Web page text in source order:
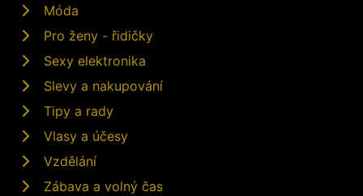
Móda
Pro ženy - řidičky
Sexy elektronika
Slevy a nakupování
Tipy a rady
Vlasy a účesy
Vzdělání
Zábava a volný čas